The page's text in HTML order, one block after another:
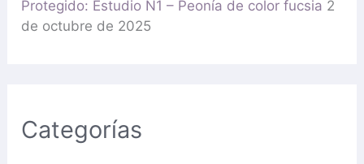
Protegido: Estudio N1 – Peonía de color fucsia 2
de octubre de 2025
Categorías